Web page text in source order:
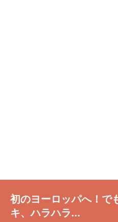
初のヨーロッパへ！で
キ、ハラハラ...